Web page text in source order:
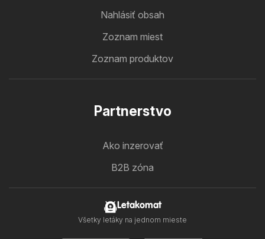
Nahlásiť obsah
Zoznam miest
Zoznam produktov
Partnerstvo
Ako inzerovať
B2B zóna
Letakomat
Všetky letáky na jednom mieste